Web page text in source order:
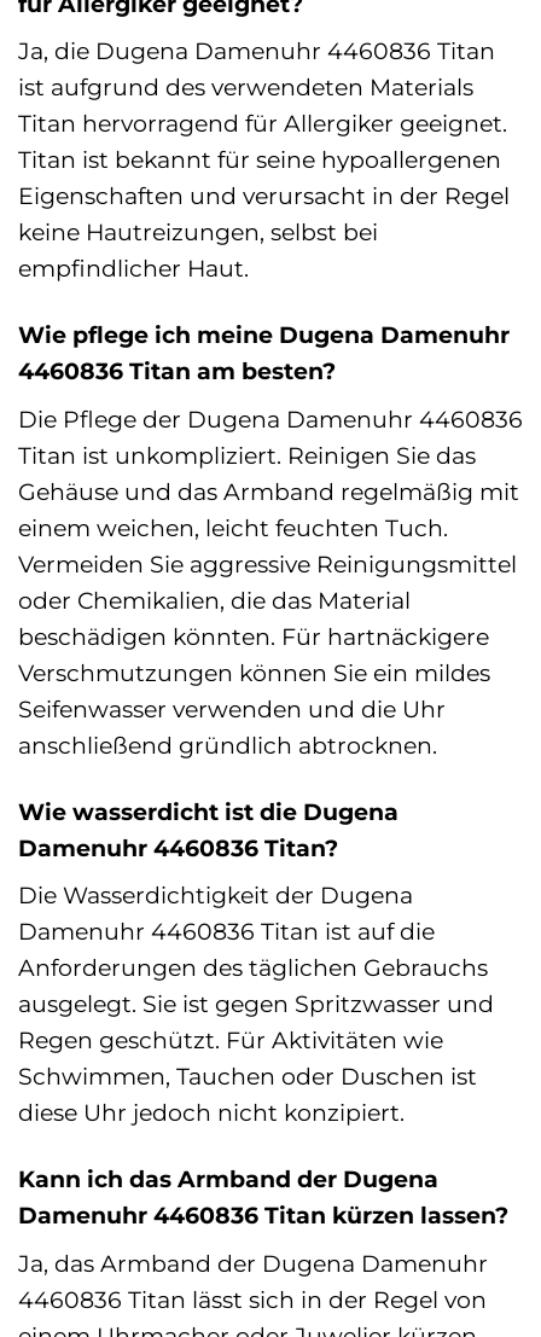
Ja, die Dugena Damenuhr 4460836 Titan
ist aufgrund des verwendeten Materials
Titan hervorragend für Allergiker geeignet.
Titan ist bekannt für seine hypoallergenen
Eigenschaften und verursacht in der Regel
keine Hautreizungen, selbst bei
empfindlicher Haut.
Wie pflege ich meine Dugena Damenuhr
4460836 Titan am besten?
Die Pflege der Dugena Damenuhr 4460836
Titan ist unkompliziert. Reinigen Sie das
Gehäuse und das Armband regelmäßig mit
einem weichen, leicht feuchten Tuch.
Vermeiden Sie aggressive Reinigungsmittel
oder Chemikalien, die das Material
beschädigen könnten. Für hartnäckigere
Verschmutzungen können Sie ein mildes
Seifenwasser verwenden und die Uhr
anschließend gründlich abtrocknen.
Wie wasserdicht ist die Dugena
Damenuhr 4460836 Titan?
Die Wasserdichtigkeit der Dugena
Damenuhr 4460836 Titan ist auf die
Anforderungen des täglichen Gebrauchs
ausgelegt. Sie ist gegen Spritzwasser und
Regen geschützt. Für Aktivitäten wie
Schwimmen, Tauchen oder Duschen ist
diese Uhr jedoch nicht konzipiert.
Kann ich das Armband der Dugena
Damenuhr 4460836 Titan kürzen lassen?
Ja, das Armband der Dugena Damenuhr
4460836 Titan lässt sich in der Regel von